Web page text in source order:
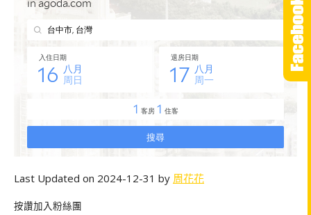
Last Updated on 2024-12-31 by 周花花
按讚加入粉絲團